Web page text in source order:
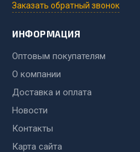
Вилки нагрузочные
Выключатели и
Выключатель массы
Изолента
Весь раздел
Заказать обратный звонок
ИНФОРМАЦИЯ
Оптовым покупателям
О компании
Доставка и оплата
Новости
Контакты
Карта сайта